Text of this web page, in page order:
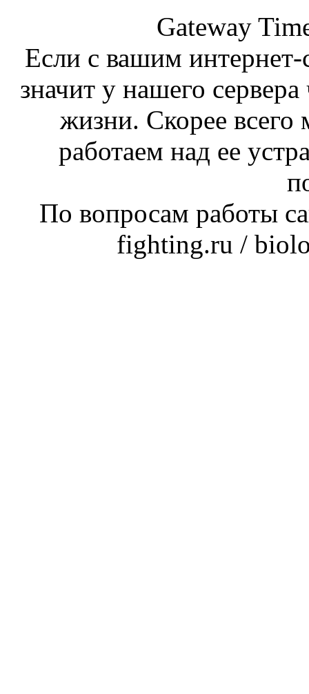
Gateway
Если с вашим интернет-
значит у нашего
жизни. Скорее
работаем над ее
По вопросам работы
fighting.ru /